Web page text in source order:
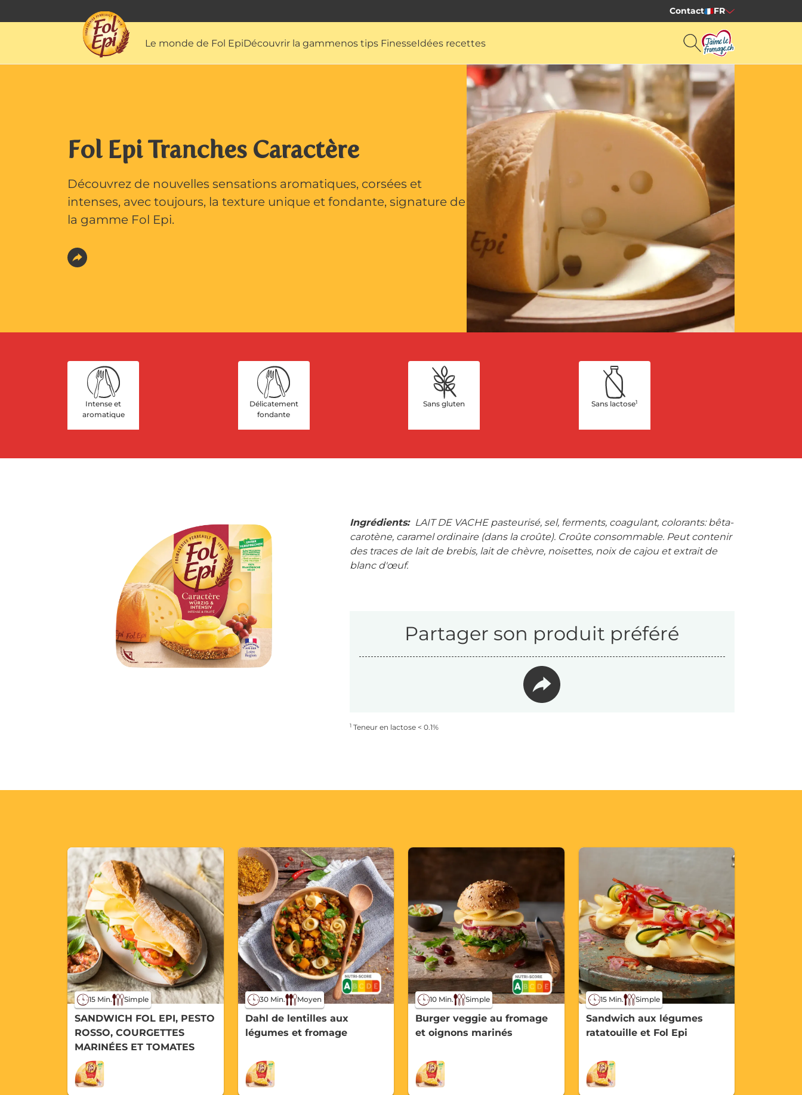
Contact FR
Le monde de Fol EpiDécouvrir la gammenos tips FinesseIdées recettes
Fol Epi Tranches Caractère
Découvrez de nouvelles sensations aromatiques, corsées et
intenses, avec toujours, la texture unique et fondante, signature de
la gamme Fol Epi.
Intense et
aromatique
Délicatement
fondante
Sans gluten Sans lactose1
Ingrédients: LAIT DE VACHE pasteurisé, sel, ferments, coagulant, colorants: bêta-
carotène, caramel ordinaire (dans la croûte). Croûte consommable. Peut contenir
des traces de lait de brebis, lait de chèvre, noisettes, noix de cajou et extrait de
blanc d'œuf.
Partager son produit préféré
1Teneur en lactose < 0.1%
15 Min. Simple
SANDWICH FOL EPI, PESTO
ROSSO, COURGETTES
MARINÉES ET TOMATES
30 Min. Moyen
Dahl de lentilles aux
légumes et fromage
10 Min. Simple
Burger veggie au fromage
et oignons marinés
15 Min. Simple
Sandwich aux légumes
ratatouille et Fol Epi